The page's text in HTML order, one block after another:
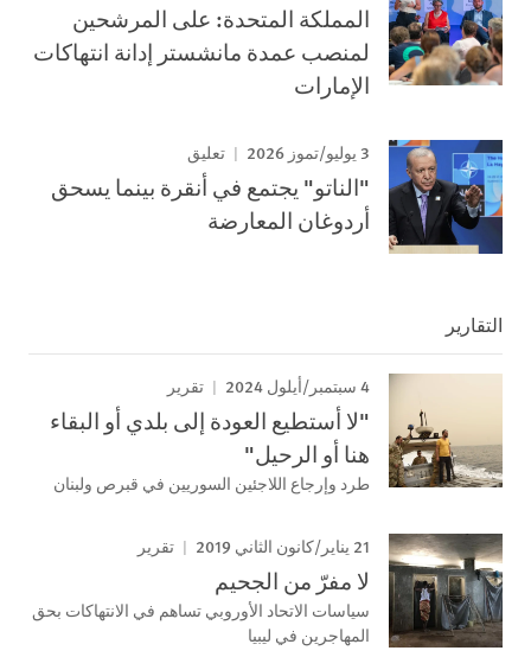
المملكة المتحدة: على المرشحين
لمنصب عمدة مانشستر إدانة انتهاكات
الإمارات
3 يوليو/تموز 2026 تعليق
"الناتو" يجتمع في أنقرة بينما يسحق
أردوغان المعارضة
التقارير
4 سبتمبر/أيلول 2024 تقرير
"لا أستطيع العودة إلى بلدي أو البقاء
هنا أو الرحيل"
طرد وإرجاع اللاجئين السوريين في قبرص ولبنان
21 يناير/كانون الثاني 2019 تقرير
لا مفرّ من الجحيم
سياسات الاتحاد الأوروبي تساهم في الانتهاكات بحق
المهاجرين في ليبيا